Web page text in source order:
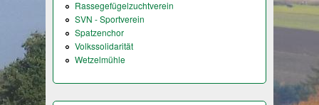
Rassegefügelzuchtverein
SVN - Sportverein
Spatzenchor
Volkssolidarität
Wetzelmühle